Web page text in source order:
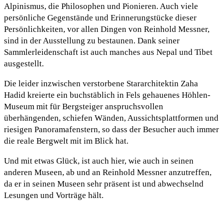
Alpinismus, die Philosophen und Pionieren. Auch viele
persönliche Gegenstände und Erinnerungstücke dieser
Persönlichkeiten, vor allen Dingen von Reinhold Messner,
sind in der Ausstellung zu bestaunen. Dank seiner
Sammlerleidenschaft ist auch manches aus Nepal und Tibet
ausgestellt.
Die leider inzwischen verstorbene Stararchitektin Zaha
Hadid kreierte ein buchstäblich in Fels gehauenes Höhlen-
Museum mit für Bergsteiger anspruchsvollen
überhängenden, schiefen Wänden, Aussichtsplattformen und
riesigen Panoramafenstern, so dass der Besucher auch immer
die reale Bergwelt mit im Blick hat.
Und mit etwas Glück, ist auch hier, wie auch in seinen
anderen Museen, ab und an Reinhold Messner anzutreffen,
da er in seinen Museen sehr präsent ist und abwechselnd
Lesungen und Vorträge hält.